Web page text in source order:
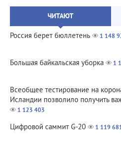
ЧИТАЮТ
Россия берет бюллетень 1 148
Большая байкальская уборка 1
Всеобщее тестирование на
Исландии позволило получить
1 123 403
Цифровой саммит G-20 1 119